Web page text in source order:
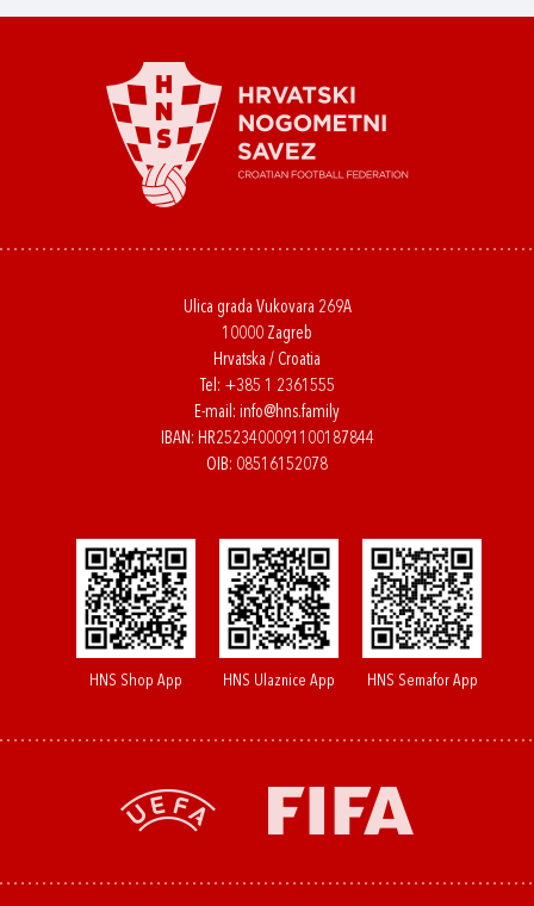
Ulica grada Vukovara 269A
10000 Zagreb
Hrvatska / Croatia
Tel: +385 1 2361555
E-mail: info@hns.family
IBAN: HR2523400091100187844
OIB: 08516152078
HNS Shop App HNS Ulaznice App HNS Semafor App